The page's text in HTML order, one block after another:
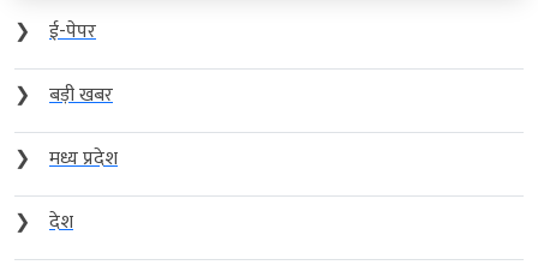
❯
ई-पेपर
❯
बड़ी खबर
❯
मध्य प्रदेश
❯
देश